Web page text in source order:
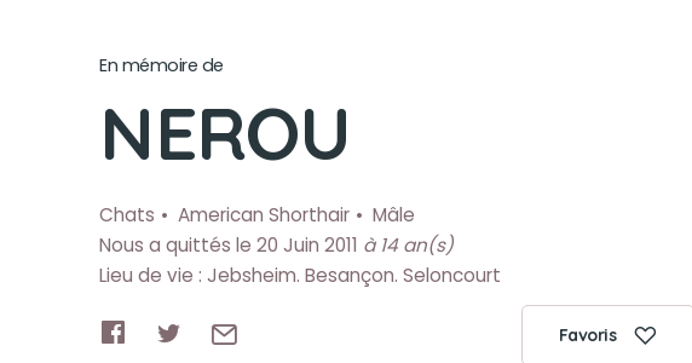
En mémoire de
NEROU
Chats American Shorthair
Mâle
Nous a quittés le 20 Juin 2011 à 14 an(s)
Lieu de vie : Jebsheim. Besançon. Seloncourt
Favoris